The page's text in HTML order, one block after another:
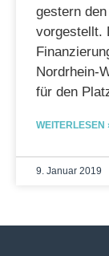
gestern
vorgestellt.
Nordrhein-
für den
WEITERLESEN
9. Januar 2019